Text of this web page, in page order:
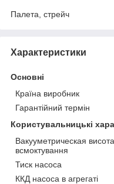
Палета, стрейч
Характеристики
Основні
Країна виробник
Гарантійний термін
Користувальницькі
Вакууметрическая висота
всмоктування
Тиск насоса
ККД насоса в агрегаті